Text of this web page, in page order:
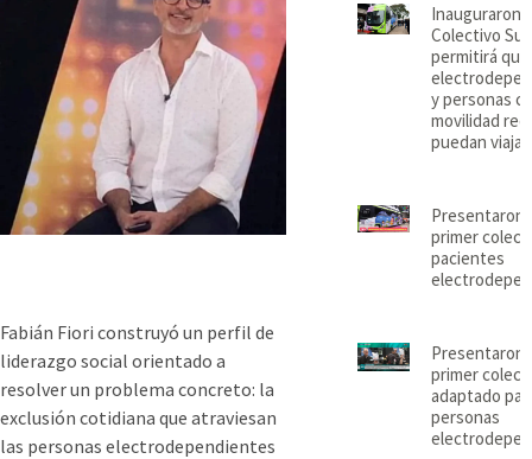
Fabián Fiori construyó un perfil de
liderazgo social orientado a
resolver un problema concreto: la
exclusión cotidiana que atraviesan
las personas electrodependientes
Inauguraron
Colectivo
permitirá que
y personas
movilidad
puedan viajar
Presentaron
primer
pacientes
Presentaron
primer
adaptado
personas